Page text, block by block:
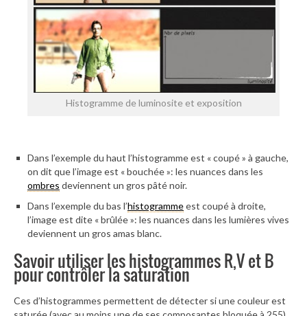
Histogramme de luminosite et exposition
Dans l’exemple du haut l’histogramme est « coupé » à gauche,
on dit que l’image est « bouchée »: les nuances dans les
ombres deviennent un gros pâté noir.
Dans l’exemple du bas l’histogrammeest coupé à droite,
l’image est dite « brûlée »: les nuances dans les lumières vives
deviennent un gros amas blanc.
Savoir utiliser les histogrammes R,V et B
pour contrôler la saturation
Ces d’histogrammes permettent de détecter si une couleur est